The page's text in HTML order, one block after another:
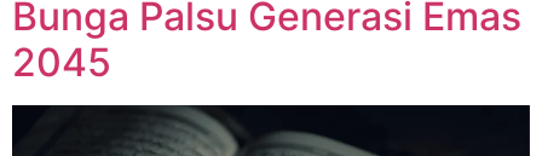
Bunga Palsu Generasi Emas
2045